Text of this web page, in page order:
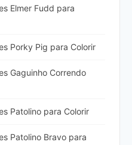
Elmer Fudd para
Porky Pig para Colorir
Gaguinho Correndo
Patolino para Colorir
Patolino Bravo para